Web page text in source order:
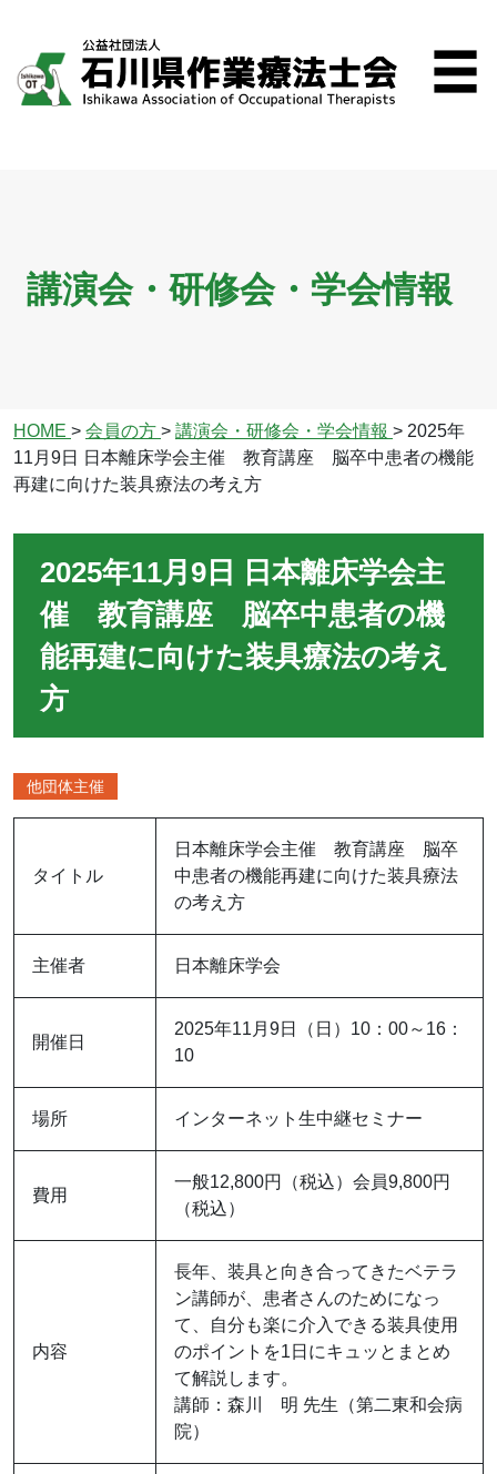
講演会・研修会・学会情報
HOME > 会員の方 > 講演会・研修会・学会情報 > 2025年
11月9日 日本離床学会主催 教育講座 脳卒中患者の機能
再建に向けた装具療法の考え方
2025年11月9日 日本離床学会主
催 教育講座 脳卒中患者の機
能再建に向けた装具療法の考え
方
他団体主催
タイトル
日本離床学会主催 教育講座 脳卒
中患者の機能再建に向けた装具療法
の考え方
主催者 日本離床学会
開催日
2025年11月9日（日）10：00～16：
10
場所 インターネット生中継セミナー
費用
一般12,800円（税込）会員9,800円
（税込）
内容
長年、装具と向き合ってきたベテラ
ン講師が、患者さんのためになっ
て、自分も楽に介入できる装具使用
のポイントを1日にキュッとまとめ
て解説します。
講師：森川 明 先生（第二東和会病
院）